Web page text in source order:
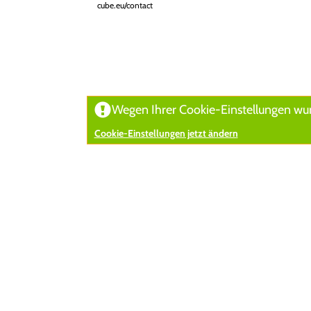
cube.eu/contact
Wegen Ihrer Cookie-Einstellungen
Cookie-Einstellungen jetzt ändern